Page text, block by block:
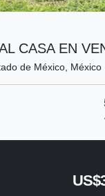
CASA EN
de México, México